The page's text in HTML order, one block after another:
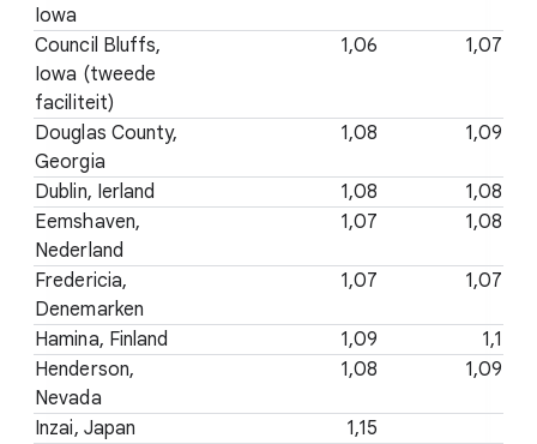
Iowa
Council Bluffs,
Iowa (tweede
faciliteit)
1,06 1,07
Douglas County,
Georgia
1,08 1,09
Dublin, Ierland 1,08
1,08
Eemshaven,
Nederland
1,07 1,08
Fredericia,
Denemarken
1,07 1,07
Hamina, Finland 1,09
1,1
Henderson,
Nevada
1,08 1,09
Inzai, Japan
1,15